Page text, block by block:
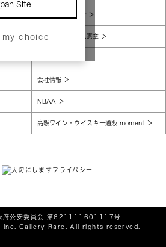
Site
my choice
個人情報保護方針
コンプライアンス憲章
会社情報
NBAA
高級ワイン・ウイスキー通販 moment
府公安委員会 第621111601117号
Gallery Rare. All rights reserved.